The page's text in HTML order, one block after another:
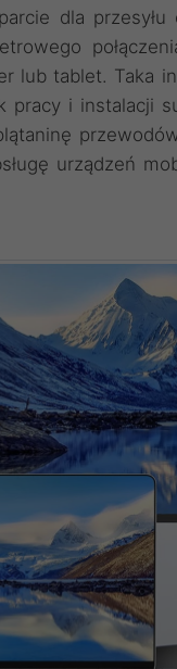
dla
lub tablet. Taka
pracy i instalacji
urządzeń